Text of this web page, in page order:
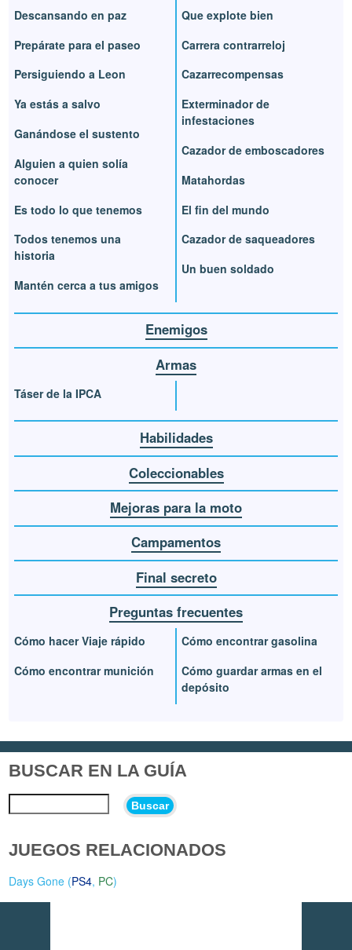
Descansando en paz
Prepárate para el paseo
Persiguiendo a Leon
Ya estás a salvo
Ganándose el sustento
Alguien a quien solía
conocer
Es todo lo que tenemos
Todos tenemos una
historia
Mantén cerca a tus amigos
Que explote bien
Carrera contrarreloj
Cazarrecompensas
Exterminador de
infestaciones
Cazador de emboscadores
Matahordas
El fin del mundo
Cazador de saqueadores
Un buen soldado
Enemigos
Armas
Táser de la IPCA
Habilidades
Coleccionables
Mejoras para la moto
Campamentos
Final secreto
Preguntas frecuentes
Cómo hacer Viaje rápido
Cómo encontrar munición
Cómo encontrar gasolina
Cómo guardar armas en el
depósito
BUSCAR EN LA GUÍA
Buscar
JUEGOS RELACIONADOS
Days Gone (PS4, PC)